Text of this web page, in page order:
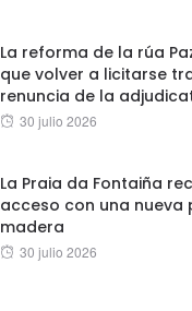
La reforma de la rúa
que volver a licitarse
renuncia de la
Posted
30 julio 2026
La Praia da Fontaiña
acceso con una nueva
madera
Posted
30 julio 2026